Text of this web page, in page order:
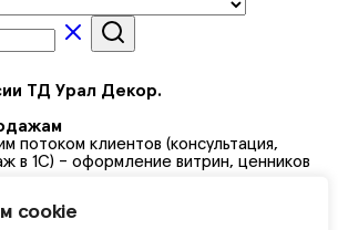
cookie
ТД Урал Декор.
потоком клиентов (консультация,
в 1С) - оформление витрин, ценников
товара - прием товара - погрузо-